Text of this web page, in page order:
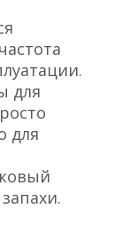
для
для